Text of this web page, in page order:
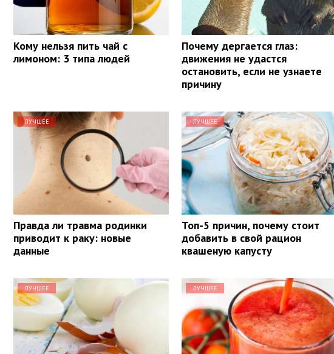
Кому нельзя пить чай с
лимоном: 3 типа людей
Почему дергается глаз:
движения не удастся
остановить, если не узнаете
причину
ЛУЧШЕЕ
Правда ли травма родинки
приводит к раку: новые
данные
ЛУЧШЕЕ
Топ-5 причин, почему стоит
добавить в свой рацион
квашеную капусту
ЛУЧШЕЕ ЛУЧШЕЕ